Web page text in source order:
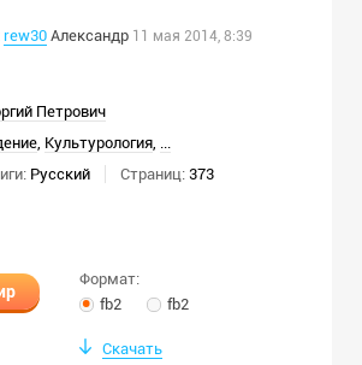
rew30 Александр 11 мая 2014, 8:39
Петрович
Культурология
Русский Страниц: 373
Формат:
fb2
fb2
Скачать